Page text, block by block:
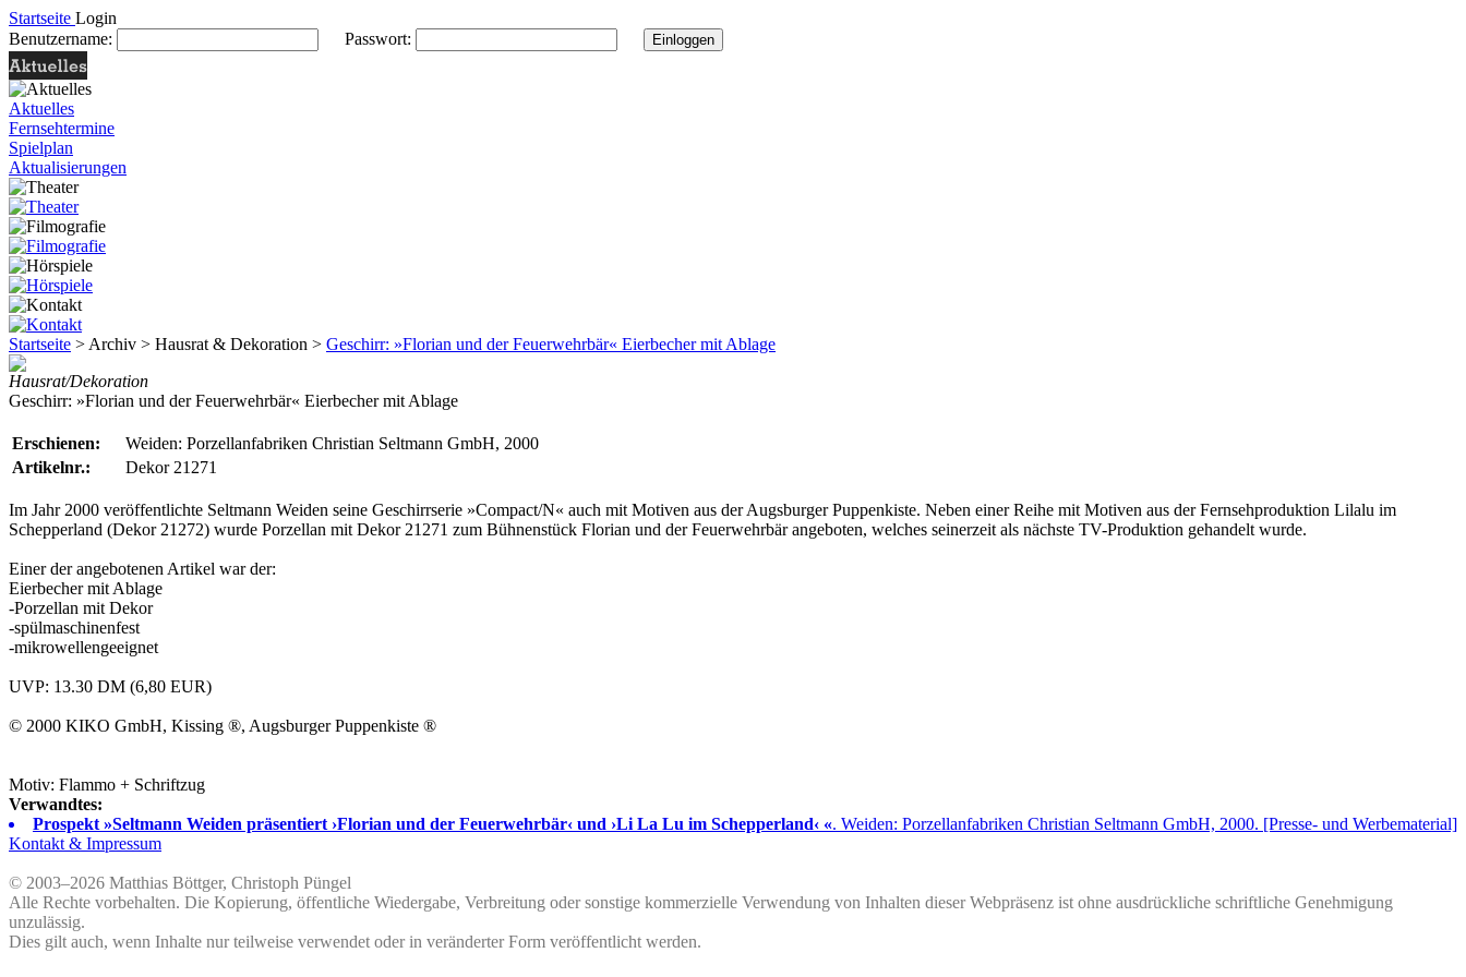
Startseite Login
Benutzername:
Passwort:
Aktuelles
Fernsehtermine
Spielplan
Aktualisierungen
Startseite > Archiv > Hausrat & Dekoration > Geschirr: »Florian und der Feuerwehrbär« Eierbecher mit Ablage
Hausrat/Dekoration
Geschirr: »Florian und der Feuerwehrbär« Eierbecher mit Ablage
Erschienen:
Weiden: Porzellanfabriken Christian Seltmann GmbH, 2000
Artikelnr.:
Dekor 21271
Im Jahr 2000 veröffentlichte Seltmann Weiden seine Geschirrserie »Compact/N« auch mit Motiven aus derAugsburger Puppenkiste. Neben einer Reihe mit Motiven aus der Fernsehproduktion Lilalu im
Schepperland (Dekor 21272) wurde Porzellan mit Dekor 21271 zum Bühnenstück Florian und der Feuerwehrbärangeboten, welches seinerzeit als nächste TV-Produktion gehandelt wurde.
Einer der angebotenen Artikel war der:
Eierbecher mit Ablage
-Porzellan mit Dekor
-spülmaschinenfest
-mikrowellengeeignet
UVP: 13.30 DM (6,80 EUR)
© 2000 KIKO GmbH, Kissing ®, Augsburger Puppenkiste ®
Motiv: Flammo + Schriftzug
Verwandtes:
Prospekt »Seltmann Weiden präsentiert ›Florian und der Feuerwehrbär‹ und ›Li La Lu im Schepperland‹ «. Weiden: Porzellanfabriken Christian Seltmann GmbH, 2000. [Presse- und Werbematerial]
Kontakt & Impressum
© 2003–2026 Matthias Böttger, Christoph Püngel
Alle Rechte vorbehalten. Die Kopierung, öffentliche Wiedergabe, Verbreitung oder sonstige kommerzielle Verwendung von Inhalten dieser Webpräsenz ist ohne ausdrückliche schriftliche Genehmigung
unzulässig.
Dies gilt auch, wenn Inhalte nur teilweise verwendet oder in veränderter Form veröffentlicht werden.